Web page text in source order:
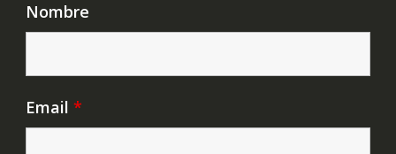
Nombre
Email *